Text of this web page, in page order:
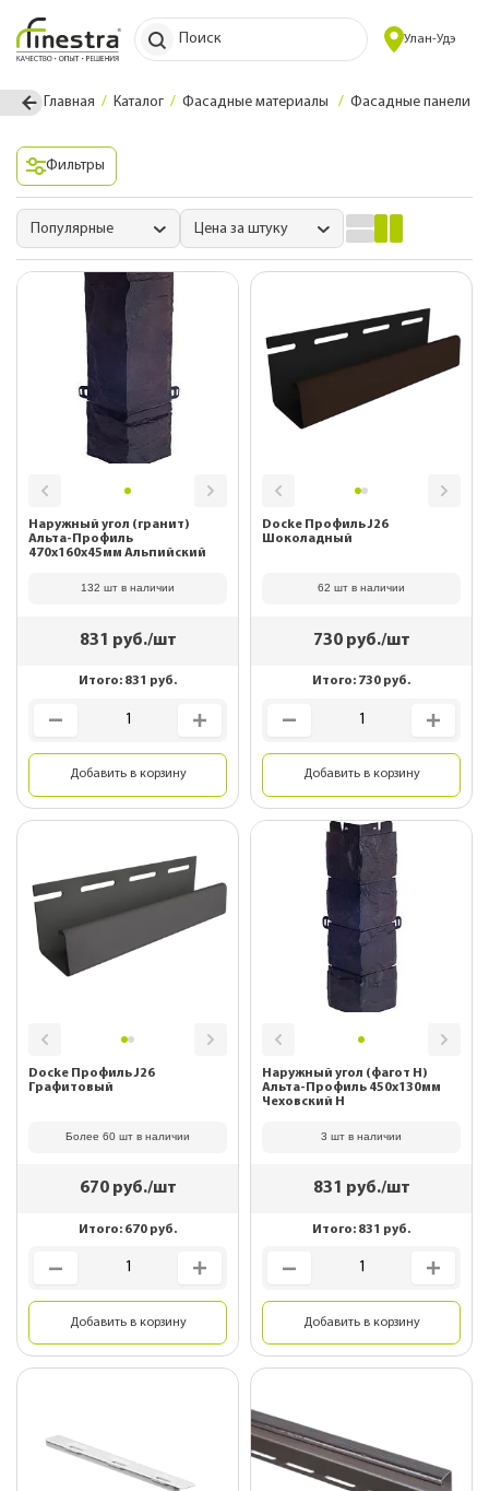
Поиск Улан-Удэ
Главная Каталог Фасадные материалы Фасадные панели
Фильтры
Популярные Цена за штуку
Наружный угол (гранит)
Альта-Профиль
470x160x45мм Альпийский
132 шт в наличии
831 руб./шт
Итого: 831 руб.
Добавить в корзину
Docke Профиль J26
Шоколадный
62 шт в наличии
730руб./шт
Итого: 730 руб.
Добавить в корзину
Docke Профиль J26
Графитовый
Более 60 шт в наличии
670руб./шт
Итого: 670 руб.
Добавить в корзину
Наружный угол (фагот Н)
Альта-Профиль 450x130мм
Чеховский Н
3 шт в наличии
831 руб./шт
Итого: 831 руб.
Добавить в корзину